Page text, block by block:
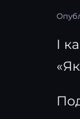
І